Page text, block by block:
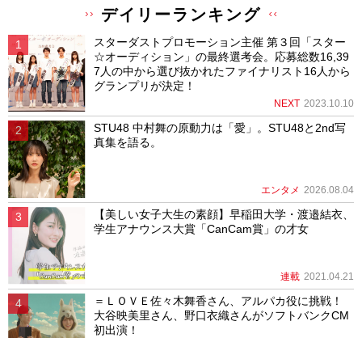
デイリーランキング
スターダストプロモーション主催 第３回「スター
☆オーディション」の最終選考会。応募総数16,39
7人の中から選び抜かれたファイナリスト16人から
グランプリが決定！
NEXT 2023.10.10
STU48 中村舞の原動力は「愛」。STU48と2nd写
真集を語る。
エンタメ 2026.08.04
【美しい女子大生の素顔】早稲田大学・渡邉結衣、
学生アナウンス大賞「CanCam賞」の才女
連載 2021.04.21
＝ＬＯＶＥ佐々木舞香さん、アルパカ役に挑戦！
大谷映美里さん、野口衣織さんがソフトバンクCM
初出演！